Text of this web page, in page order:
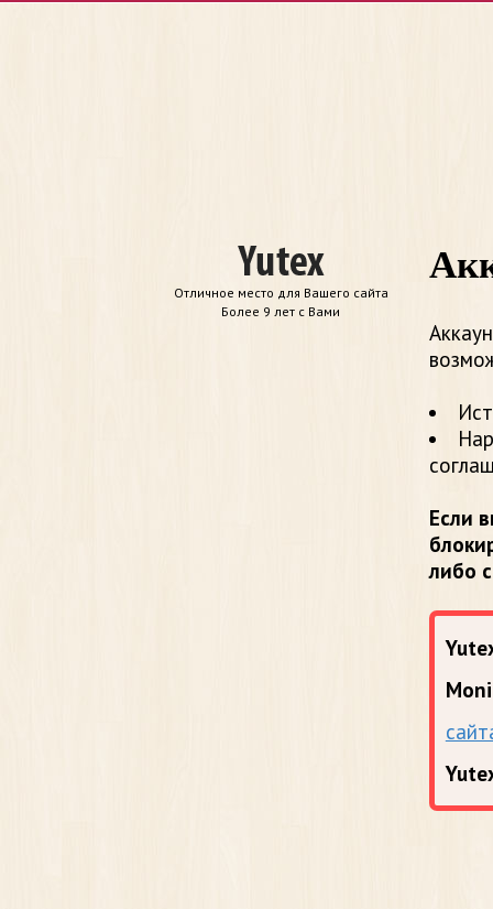
Отличное место для Вашего сайта
Более 9 лет с Вами
Если
либо